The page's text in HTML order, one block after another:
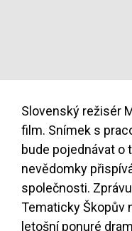
Slovenský režisér
film. Snímek s
bude pojednávat o
nevědomky
společnosti.
Tematicky Škopův
letošní ponuré